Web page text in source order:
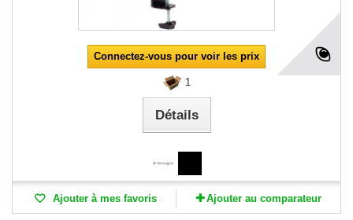
Connectez-vous pour voir les prix
1
Détails
Ajouter à mes favoris Ajouter au comparateur